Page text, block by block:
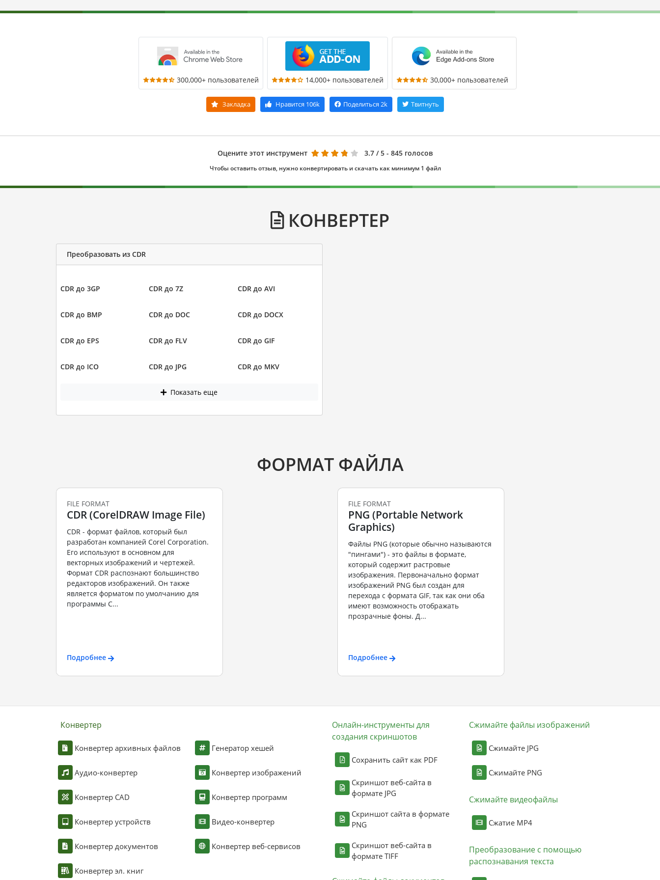
300,000+ пользователей 14,000+ пользователей 30,000+ пользователей
Закладка Нравится 106k Поделиться 2k Твитнуть
Оцените этот инструмент 3.7 / 5 - 845 голосов
Чтобы оставить отзыв, нужно конвертировать и скачать как минимум 1 файл
КОНВЕРТЕР
Преобразовать из CDR
CDR до 3GP CDR до 7Z CDR до AVI
CDR до BMP CDR до DOC CDR до DOCX
CDR до EPS CDR до FLV CDR до GIF
CDR до ICO CDR до JPG CDR до MKV
Показать еще
ФОРМАТ ФАЙЛА
FILE FORMAT
CDR (CorelDRAW Image File)
CDR - формат файлов, который был
разработан компанией Corel Corporation.
Его используют в основном для
векторных изображений и чертежей.
Формат CDR распознают большинство
редакторов изображений. Он также
является форматом по умолчанию для
программы C...
Подробнее
FILE FORMAT
PNG (Portable Network
Graphics)
Файлы PNG (которые обычно называются
"пингами") - это файлы в формате,
который содержит растровые
изображения. Первоначально формат
изображений PNG был создан для
перехода с формата GIF, так как они оба
имеют возможность отображать
прозрачные фоны. Д...
Подробнее
Конвертер
Конвертер архивных файлов
Аудио-конвертер
Конвертер CAD
Конвертер устройств
Конвертер документов
Конвертер эл. книг
Генератор хешей
Конвертер изображений
Конвертер программ
Видео-конвертер
Конвертер веб-сервисов
Онлайн-инструменты для
создания скриншотов
Сохранить сайт как PDF
Скриншот веб-сайта в
формате JPG
Скриншот сайта в формате
PNG
Скриншот веб-сайта в
формате TIFF
Сжимайте файлы изображений
Сжимайте JPG
Сжимайте PNG
Сжимайте видеофайлы
Сжатие MP4
Преобразование с помощью
распознавания текста